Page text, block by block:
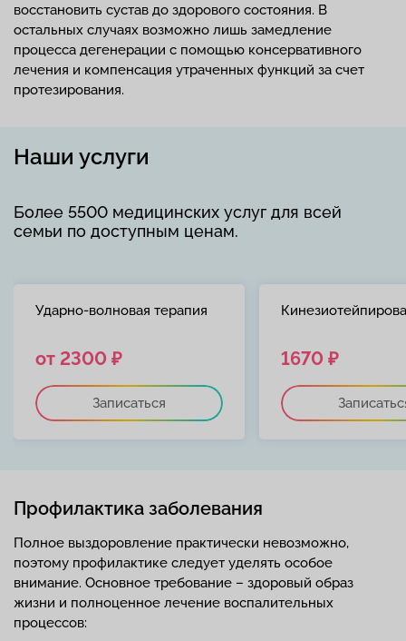
восстановить сустав до здорового состояния. В
остальных случаях возможно лишь замедление
процесса дегенерации с помощью консервативного
лечения и компенсация утраченных функций за счет
протезирования.
Наши услуги
Более 5500 медицинских услуг для всей
семьи по доступным ценам.
Ударно-волновая терапия
от 2300 ₽
Записаться
1670 ₽
Профилактика заболевания
Полное выздоровление практически невозможно,
поэтому профилактике следует уделять особое
внимание. Основное требование – здоровый образ
жизни и полноценное лечение воспалительных
процессов: